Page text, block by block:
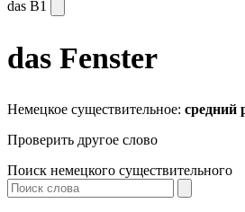
das B1
das Fenster
Немецкое существительное: средний
Проверить другое слово
Поиск немецкого существительного